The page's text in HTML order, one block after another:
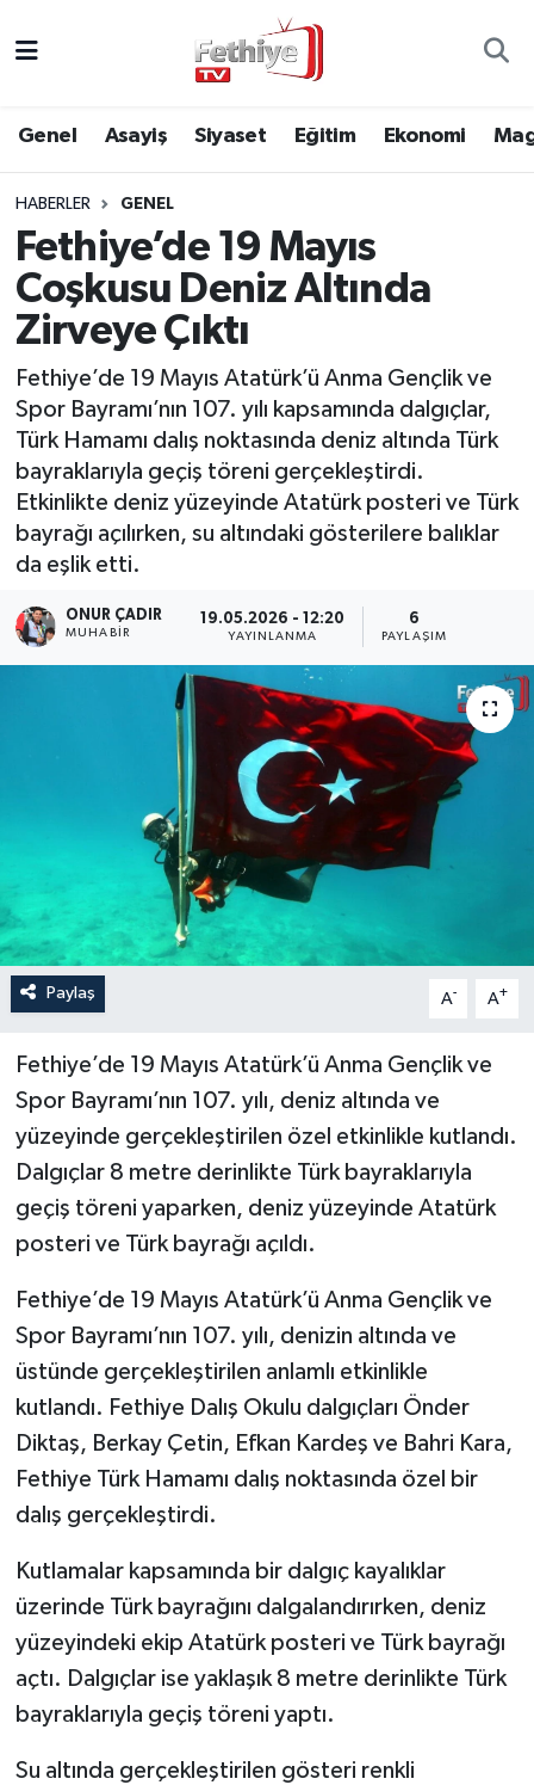
Genel Asayiş Siyaset Eğitim Ekonomi
HABERLER GENEL
Fethiye’de 19 Mayıs
Coşkusu Deniz Altında
Zirveye Çıktı
Fethiye’de 19 Mayıs Atatürk’ü Anma Gençlik ve
Spor Bayramı’nın 107. yılı kapsamında dalgıçlar,
Türk Hamamı dalış noktasında deniz altında Türk
bayraklarıyla geçiş töreni gerçekleştirdi.
Etkinlikte deniz yüzeyinde Atatürk posteri ve Türk
bayrağı açılırken, su altındaki gösterilere balıklar
da eşlik etti.
ONUR ÇADIR
MUHABİR
19.05.2026 - 12:20
YAYINLANMA
6
PAYLAŞIM
Paylaş A- A+
Fethiye’de 19 Mayıs Atatürk’ü Anma Gençlik ve
Spor Bayramı’nın 107. yılı, deniz altında ve
yüzeyinde gerçekleştirilen özel etkinlikle kutlandı.
Dalgıçlar 8 metre derinlikte Türk bayraklarıyla
geçiş töreni yaparken, deniz yüzeyinde Atatürk
posteri ve Türk bayrağı açıldı.
Fethiye’de 19 Mayıs Atatürk’ü Anma Gençlik ve
Spor Bayramı’nın 107. yılı, denizin altında ve
üstünde gerçekleştirilen anlamlı etkinlikle
kutlandı. Fethiye Dalış Okulu dalgıçları Önder
Diktaş, Berkay Çetin, Efkan Kardeş ve Bahri Kara,
Fethiye Türk Hamamı dalış noktasında özel bir
dalış gerçekleştirdi.
Kutlamalar kapsamında bir dalgıç kayalıklar
üzerinde Türk bayrağını dalgalandırırken, deniz
yüzeyindeki ekip Atatürk posteri ve Türk bayrağı
açtı. Dalgıçlar ise yaklaşık 8 metre derinlikte Türk
bayraklarıyla geçiş töreni yaptı.
Su altında gerçekleştirilen gösteri renkli
Asayiş
Eğitim
Ekonomi
Kültür
Spor
Turizm
Muğla Hava Durumu
Muğla Namaz Vakitleri
Muğla Trafik Yoğunluk Haritası
Süper Lig Puan Durumu ve Fikstür
Tüm Manşetler
Son Dakika Haberleri
Haber Arşivi